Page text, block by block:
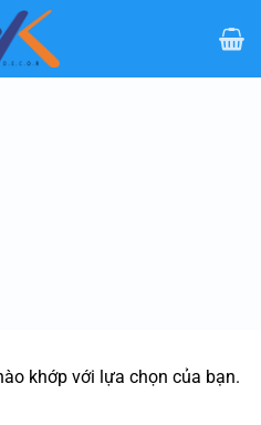
khớp với lựa chọn của bạn.